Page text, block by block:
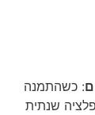
: כשהתמנה
שנתית